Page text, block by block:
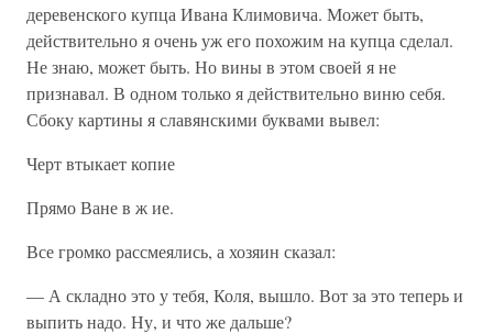
деревенского купца Ивана Климовича. Может быть,
действительно я очень уж его похожим на купца сделал.
Не знаю, может быть. Но вины в этом своей я не
признавал. В одном только я действительно виню себя.
Сбоку картины я славянскими буквами вывел:
Черт втыкает копие
Прямо Ване в ж ие.
Все громко рассмеялись, а хозяин сказал:
— А складно это у тебя, Коля, вышло. Вот за это теперь и
выпить надо. Ну, и что же дальше?